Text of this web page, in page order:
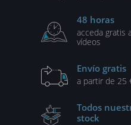
48 horas
acceda gratis
vídeos
Envío gratis
a partir de 25
Todos
stock